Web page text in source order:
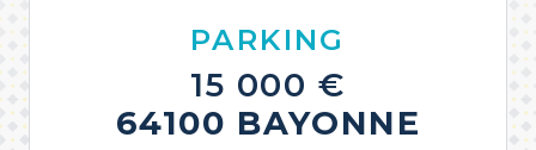
PARKING
15 000 €
64100 BAYONNE